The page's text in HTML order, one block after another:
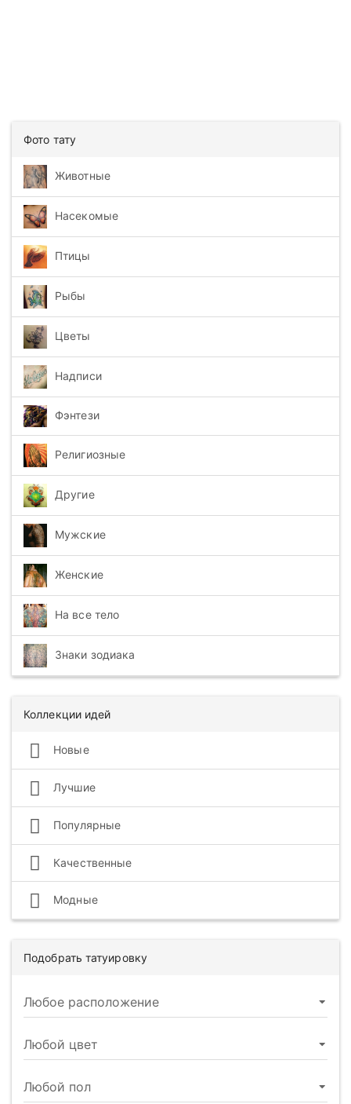
Фото тату
Животные
Насекомые
Птицы
Рыбы
Цветы
Надписи
Фэнтези
Религиозные
Другие
Мужские
Женские
На все тело
Знаки зодиака
Коллекции идей
Новые
Лучшие
Популярные
Качественные
Модные
Подобрать татуировку